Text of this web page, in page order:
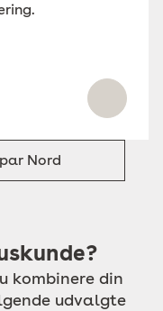
Nord
kombinere din
udvalgte